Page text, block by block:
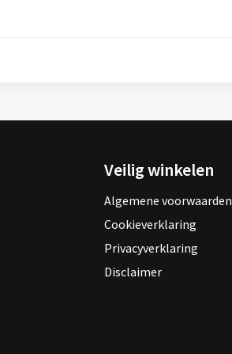
Veilig winkelen
Algemene voorwaarden
Cookieverklaring
Privacyverklaring
Disclaimer